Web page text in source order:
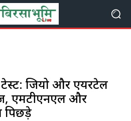
टेस्ट: जियो और एयरटेल
एमटीएनएल और
पिछड़े